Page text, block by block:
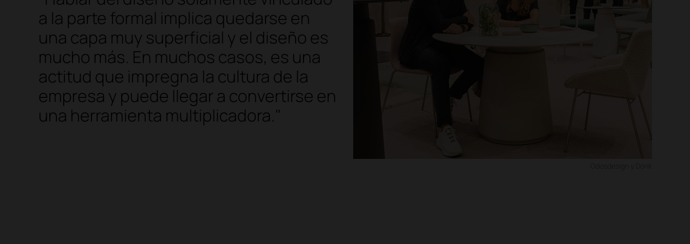
a la parte formal implica quedarse en
una capa muy superficial y el diseño es
mucho más. En muchos casos, es una
actitud que impregna la cultura de la
empresa y puede llegar a convertirse en
una herramienta multiplicadora."